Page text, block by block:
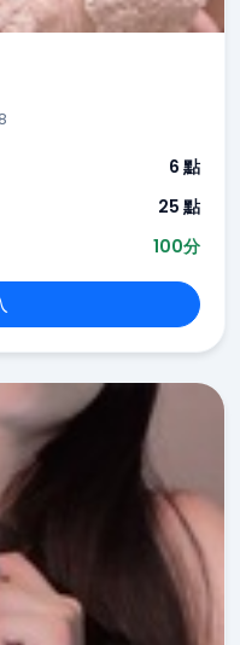
6 點
25 點
100分